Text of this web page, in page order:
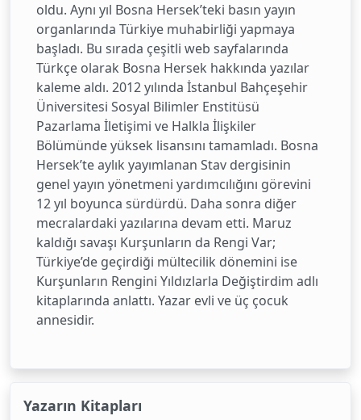
oldu. Aynı yıl Bosna Hersek’teki basın yayın
organlarında Türkiye muhabirliği yapmaya
başladı. Bu sırada çeşitli web sayfalarında
Türkçe olarak Bosna Hersek hakkında yazılar
kaleme aldı. 2012 yılında İstanbul Bahçeşehir
Üniversitesi Sosyal Bilimler Enstitüsü
Pazarlama İletişimi ve Halkla İlişkiler
Bölümünde yüksek lisansını tamamladı. Bosna
Hersek’te aylık yayımlanan Stav dergisinin
genel yayın yönetmeni yardımcılığını görevini
12 yıl boyunca sürdürdü. Daha sonra diğer
mecralardaki yazılarına devam etti. Maruz
kaldığı savaşı Kurşunların da Rengi Var;
Türkiye’de geçirdiği mültecilik dönemini ise
Kurşunların Rengini Yıldızlarla Değiştirdim adlı
kitaplarında anlattı. Yazar evli ve üç çocuk
annesidir.
Yazarın Kitapları